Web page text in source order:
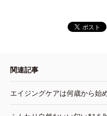
関連記事
エイジングケアは何歳から始